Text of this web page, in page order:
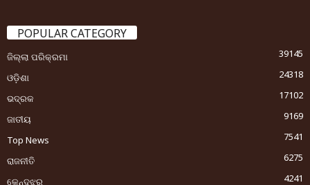
POPULAR CATEGORY
ଜିଲ୍ଲା ପରିକ୍ରମା
39145
ଓଡ଼ିଶା
24318
ଭଦ୍ରକ
17102
ଜାତୀୟ
9169
Top News
7541
ରାଜନୀତି
6275
କେନ୍ଦୁଝର
4241